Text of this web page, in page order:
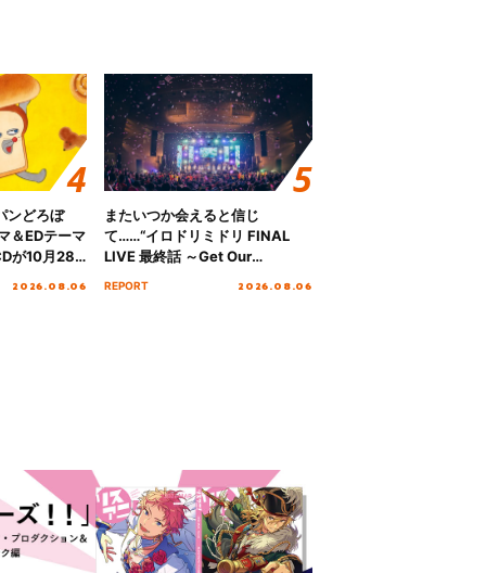
ンどろぼ
＆EDテーマ
が10月28
2026.08.06
またいつか会えると信じ
て……“イロドリミドリ FINAL
LIVE 最終話 ～Get Our
REPORT 2026.08.06